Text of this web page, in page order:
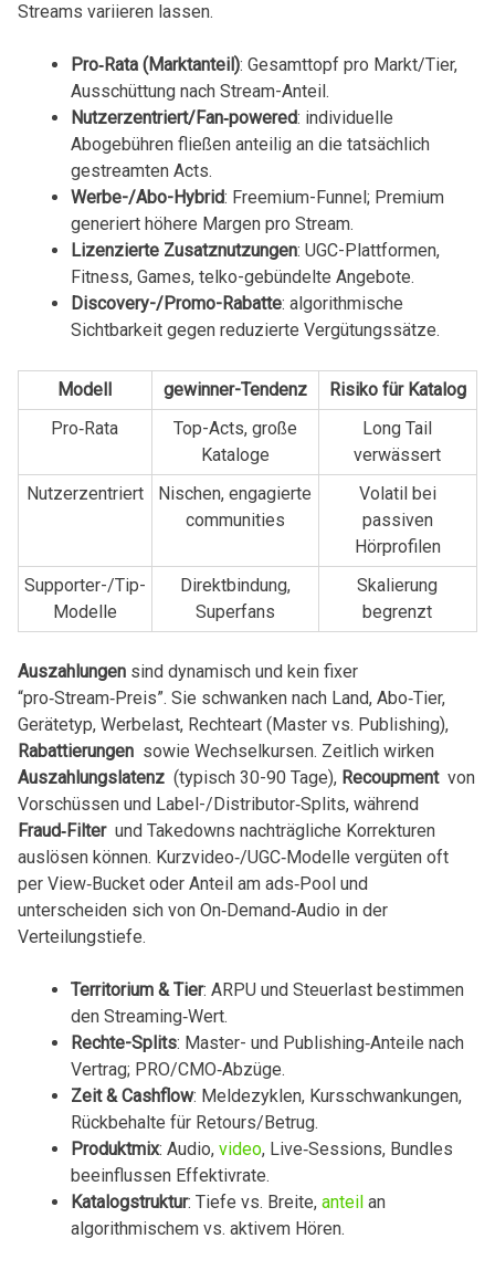
⁣Streams variieren lassen.
Pro‑Rata (Marktanteil): Gesamttopf pro Markt/Tier,
Ausschüttung​ nach Stream-Anteil.
Nutzerzentriert/Fan‑powered: ⁣individuelle
Abogebühren fließen​ anteilig⁣ an ⁣die tatsächlich
gestreamten Acts.
Werbe-/Abo-Hybrid: Freemium-Funnel; Premium
⁣generiert höhere‌ Margen pro Stream.
Lizenzierte Zusatznutzungen: UGC-Plattformen,
Fitness,‌ Games, telko-gebündelte Angebote.
Discovery-/Promo-Rabatte: algorithmische
Sichtbarkeit gegen ⁣reduzierte Vergütungssätze.
Modell gewinner-Tendenz
Risiko‌ für Katalog
Pro‑Rata
Top-Acts, ‍große
Kataloge
Long Tail
verwässert
Nutzerzentriert
Nischen, engagierte
communities
Volatil bei
passiven
Hörprofilen
Supporter-/Tip-
Modelle
Direktbindung,
Superfans
Skalierung
begrenzt
Auszahlungen​sind ‌dynamisch ‌und kein fixer
“pro‑Stream‑Preis”. Sie schwanken⁢ nach Land, Abo‑Tier,
Gerätetyp, Werbelast, Rechteart (Master vs. Publishing),
Rabattierungen‍ sowie Wechselkursen.‌ Zeitlich wirken
Auszahlungslatenz⁣ (typisch 30-90 Tage), Recoupment⁢ von
⁤Vorschüssen und Label-/Distributor‑Splits, während
Fraud‑Filter⁢ und ⁣Takedowns ⁢nachträgliche Korrekturen⁤
auslösen ‌können. Kurzvideo‑/UGC‑Modelle vergüten oft
per ⁤View‑Bucket oder Anteil ​am ‌ads‑Pool⁣ und
unterscheiden sich von On‑Demand‑Audio in der
Verteilungstiefe.
Territorium & Tier: ARPU⁢ und Steuerlast bestimmen⁤
den Streaming‑Wert.
Rechte-Splits: Master- und ‍Publishing‑Anteile ⁤nach
Vertrag; PRO/CMO‑Abzüge.
Zeit⁤ &⁣ Cashflow: Meldezyklen, Kursschwankungen,
Rückbehalte⁤ für Retours/Betrug.
Produktmix: Audio, video,⁤ Live‑Sessions,⁣ Bundles
beeinflussen​ Effektivrate.
Katalogstruktur: Tiefe‌ vs. Breite, anteil​an
⁢algorithmischem vs. aktivem Hören.